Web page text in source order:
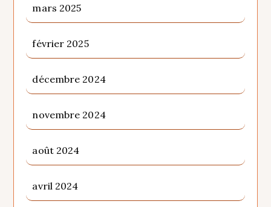
mars 2025
février 2025
décembre 2024
novembre 2024
août 2024
avril 2024